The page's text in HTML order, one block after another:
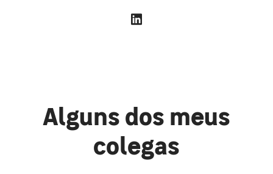
Alguns dos meus
colegas